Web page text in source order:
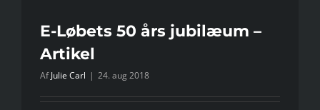
E-Løbets 50 års jubilæum –
Artikel
AfJulie Carl | 24. aug 2018